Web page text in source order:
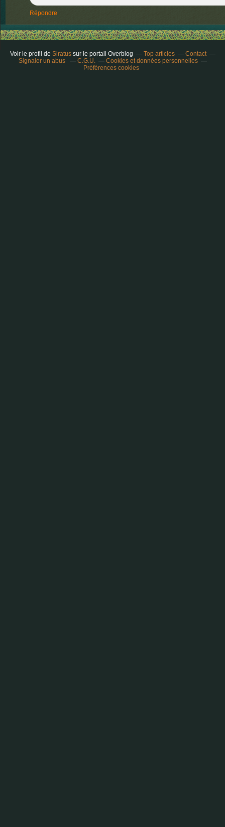
Répondre
Voir le profil de Siratussur le portail Overblog Top articles
Contact
Signaler un abus
C.G.U.
Cookies et données personnelles
Préférences cookies